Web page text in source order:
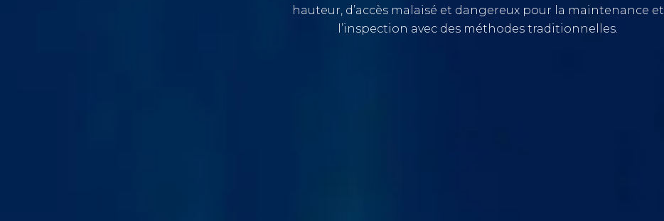
hauteur, d’accès malaisé et dangereux pour la maintenance et
l’inspection avec des méthodes traditionnelles.